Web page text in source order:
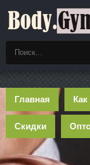
Главная Как
Скидки